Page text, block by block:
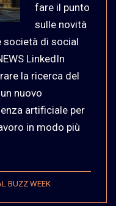
fare il punto
sulle novità
società di social
LinkedIn
la ricerca del
nuovo
artificiale per
in modo più
BUZZ WEEK